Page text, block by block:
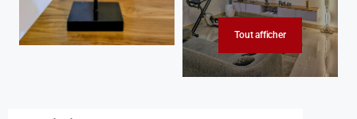
Tout afficher